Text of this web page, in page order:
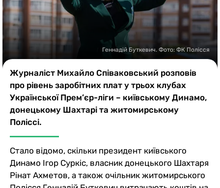
Казино
Геннадій Буткевич. Фото: ФК Полісся
Журналіст Михайло Співаковський розповів
про рівень заробітних плат у трьох клубах
Української Прем’єр-ліги – київському Динамо,
донецькому Шахтарі та житомирському
Поліссі.
Стало відомо, скільки президент київського
Динамо Ігор Суркіс, власник донецького Шахтаря
Рінат Ахметов, а також очільник житомирського